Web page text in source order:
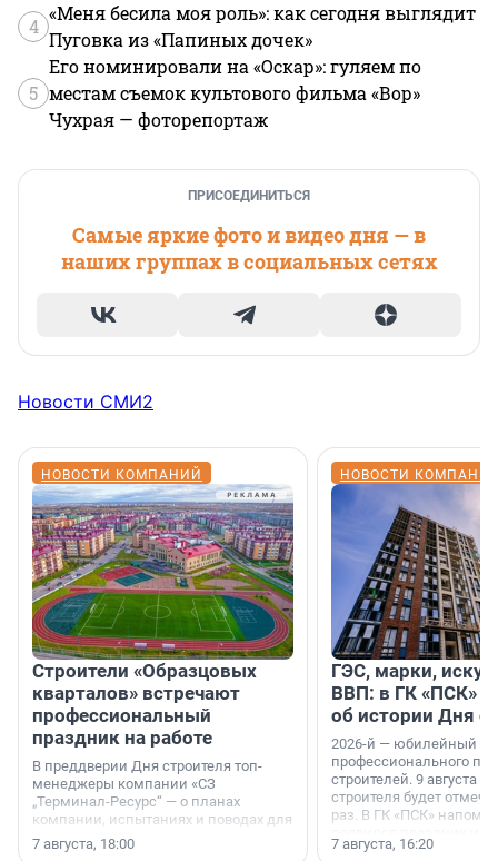
4
«Меня бесила моя роль»: как сегодня выглядит
Пуговка из «Папиных дочек»
5
Его номинировали на «Оскар»: гуляем по
местам съемок культового фильма «Вор»
Чухрая — фоторепортаж
ПРИСОЕДИНИТЬСЯ
Самые яркие фото и видео дня — в
наших группах в социальных сетях
Новости СМИ2
НОВОСТИ КОМПАНИЙ
Строители «Образцовых
кварталов» встречают
профессиональный
праздник на работе
В преддверии Дня строителя топ-
менеджеры компании «СЗ
„Терминал-Ресурс“ — о планах
компании, испытаниях и поводах для
осторожного оптимизма.
7 августа, 18:00
НОВОСТИ
ГЭС, марки,
ВВП: в ГК «ПСК»
об истории Дня
2026-й — юбилейный
профессионального
строителей. 9 августа
строителя будет
раз. В ГК «ПСК»
поменялась роль
7 августа, 16:20